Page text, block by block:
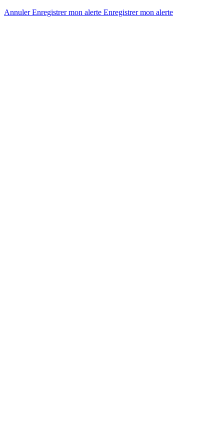
AnnulerEnregistrer mon alerte Enregistrermon alerte